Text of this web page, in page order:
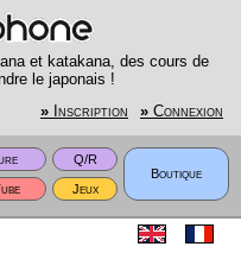
et katakana, des cours de
le japonais !
» Inscription » Connexion
Q/R
Boutique
Jeux